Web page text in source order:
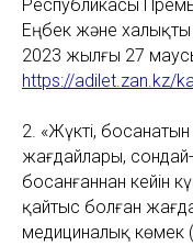
Республикасы
Еңбек және халықты
2023 жылғы 27
https://adilet.zan.kz/
2. «Жүкті,
жағдайлары,
босанғаннан кейін
қайтыс болған
медициналық көмек